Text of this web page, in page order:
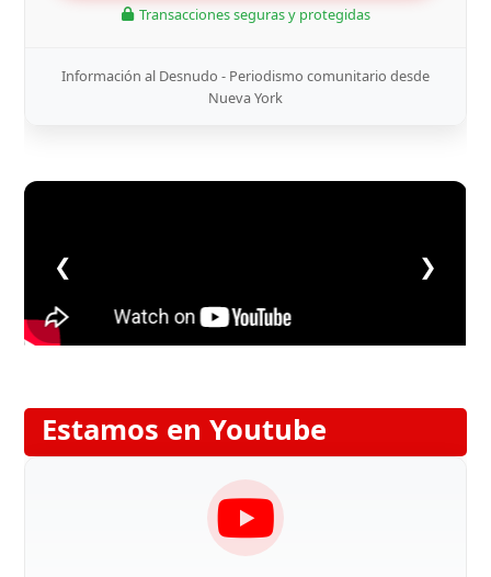
Transacciones seguras y protegidas
Información al Desnudo - Periodismo comunitario desde
Nueva York
❮ ❯
Estamos en Youtube